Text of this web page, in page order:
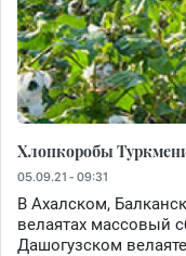
Хлопкоробы
05.09.21 - 09:31
В Ахалском,
велаятах массовый
Дашогузском